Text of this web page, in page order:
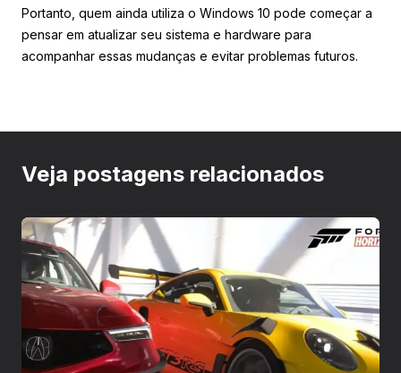
Portanto, quem ainda utiliza o Windows 10 pode começar a
pensar em atualizar seu sistema e hardware para
acompanhar essas mudanças e evitar problemas futuros.
Veja postagens relacionados